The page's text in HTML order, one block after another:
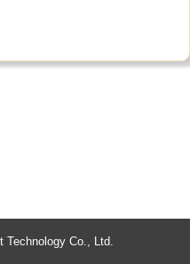
Technology Co., Ltd.